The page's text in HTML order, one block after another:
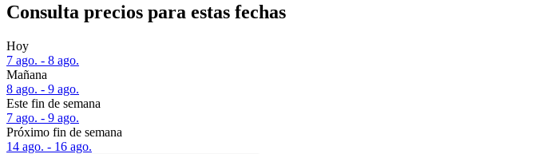
Consulta precios para estas fechas
Hoy
7 ago. - 8 ago.
Mañana
8 ago. - 9 ago.
Este fin de semana
7 ago. - 9 ago.
Próximo fin de semana
14 ago. - 16 ago.